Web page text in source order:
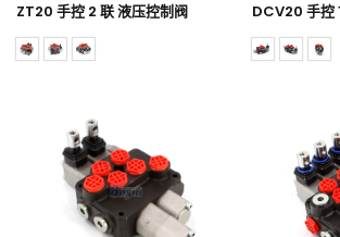
ZT20 手控 2 联 液压控制阀 DCV20 手控